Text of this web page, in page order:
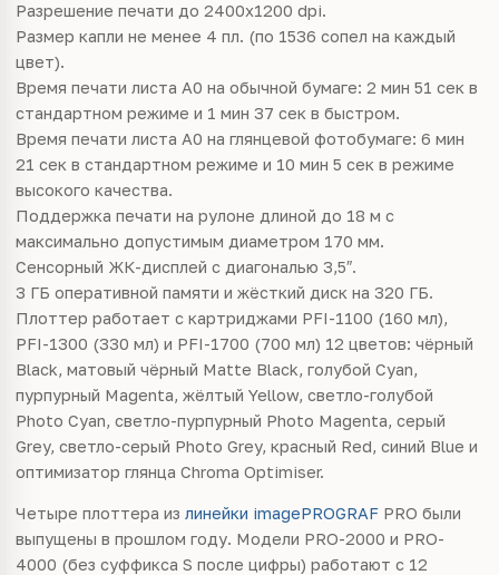
Разрешение печати до 2400х1200 dpi.
Размер капли не менее 4 пл. (по 1536 сопел на каждый
цвет).
Время печати листа A0 на обычной бумаге: 2 мин 51 сек в
стандартном режиме и 1 мин 37 сек в быстром.
Время печати листа A0 на глянцевой фотобумаге: 6 мин
21 сек в стандартном режиме и 10 мин 5 сек в режиме
высокого качества.
Поддержка печати на рулоне длиной до 18 м с
максимально допустимым диаметром 170 мм.
Сенсорный ЖК-дисплей с диагональю 3,5″.
3 ГБ оперативной памяти и жёсткий диск на 320 ГБ.
Плоттер работает с картриджами PFI-1100 (160 мл),
PFI-1300 (330 мл) и PFI-1700 (700 мл) 12 цветов: чёрный
Black, матовый чёрный Matte Black, голубой Cyan,
пурпурный Magenta, жёлтый Yellow, светло-голубой
Photo Cyan, светло-пурпурный Photo Magenta, серый
Grey, светло-серый Photo Grey, красный Red, синий Blue и
оптимизатор глянца Chroma Optimiser.
Четыре плоттера из линейки imagePROGRAF PRO были
выпущены в прошлом году. Модели PRO-2000 и PRO-
4000 (без суффикса S после цифры) работают с 12